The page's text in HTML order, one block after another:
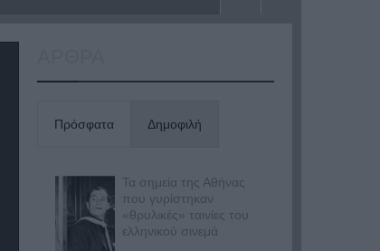
Πρόσφατα Δημοφιλή
Τα σημεία της Αθήνας
που γυρίστηκαν
«θρυλικές» ταινίες του
ελληνικού σινεμά